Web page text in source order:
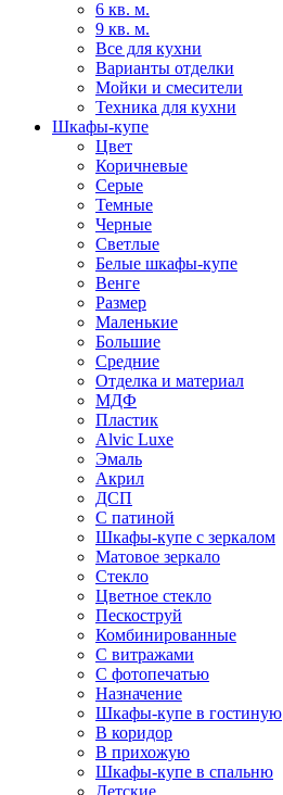
6 кв. м.
9 кв. м.
Все для кухни
Варианты отделки
Мойки и смесители
Техника для кухни
Шкафы-купе
Цвет
Коричневые
Серые
Темные
Черные
Светлые
Белые шкафы-купе
Венге
Размер
Маленькие
Большие
Средние
Отделка и материал
МДФ
Пластик
Alvic Luxe
Эмаль
Акрил
ДСП
С патиной
Шкафы-купе с зеркалом
Матовое зеркало
Стекло
Цветное стекло
Пескоструй
Комбинированные
С витражами
С фотопечатью
Назначение
Шкафы-купе в гостиную
В коридор
В прихожую
Шкафы-купе в спальню
Детские